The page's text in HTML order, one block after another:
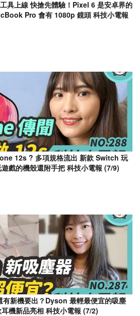
具上線 快搶先體驗！Pixel 6 是安卓界的
Pro 會有 1080p 鏡頭 科技小電報
12s ? 多項規格流出 新款 Switch 玩
戲的機殼還附手把 科技小電報 (7/9)
有新機要出？Dyson 最輕最便宜的吸塵
機新品亮相 科技小電報 (7/2)